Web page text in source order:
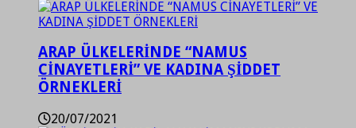
ARAP ÜLKELERİNDE “NAMUS
CİNAYETLERİ” VE KADINA ŞİDDET
ÖRNEKLERİ
20/07/2021